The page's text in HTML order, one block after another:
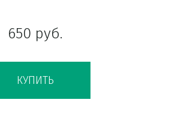
650 руб.
КУПИТЬ